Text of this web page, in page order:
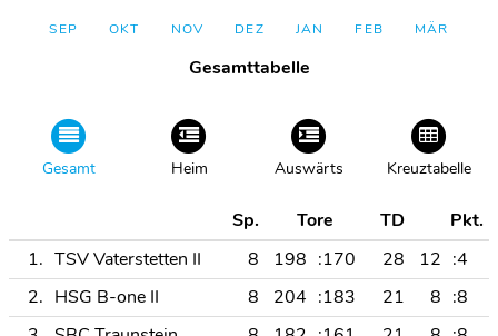
SEP OKT NOV DEZ JAN FEB MÄR
Gesamttabelle
Gesamt Heim Auswärts Kreuztabelle
Sp. Tore TD
Pkt.
1. TSV Vaterstetten II 8 198 :170 28 12 :4
2. HSG B-one II 8 204 :183 21 8 :8